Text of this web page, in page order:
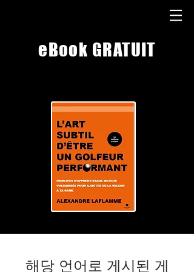
eBook GRATUIT
해당 언어로 게시된 게